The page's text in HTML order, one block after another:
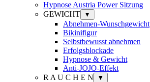
Hypnose Austria Power Sitzung
GEWICHT
▼
Abnehmen-Wunschgewicht
Bikinifigur
Selbstbewusst abnehmen
Erfolgsblockade
Hypnose & Gewicht
Anti-JOJO-Effekt
R A U C H E N
▼